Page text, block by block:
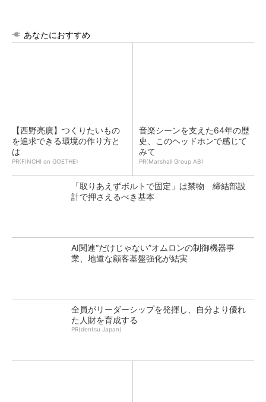
あなたにおすすめ
【西野亮廣】つくりたいもの
を追求できる環境の作り方と
は
PR(FINCHI on GOETHE)
音楽シーンを支えた64年の歴
史、このヘッドホンで感じて
みて
PR(Marshall Group AB)
「取りあえずボルトで固定」は禁物 締結部設
計で押さえるべき基本
AI関連“だけじゃない”オムロンの制御機器事
業、地道な顧客基盤強化が結実
全員がリーダーシップを発揮し、自分より優れ
た人財を育成する
PR(dentsu Japan)